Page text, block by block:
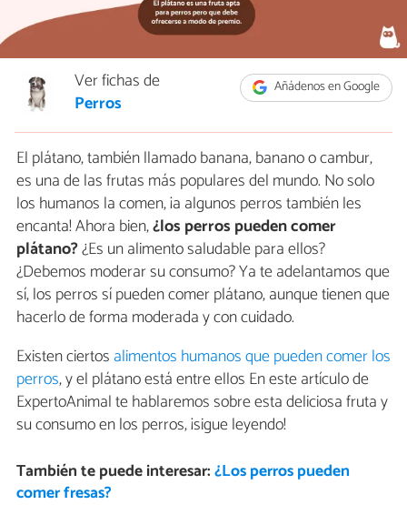
Añádenos en Google
Ver fichas de
Perros
El plátano, también llamado banana, banano o cambur,
es una de las frutas más populares del mundo. No solo
los humanos la comen, ¡a algunos perros también les
encanta! Ahora bien,¿los perros pueden comer
plátano?¿Es un alimento saludable para ellos?
¿Debemos moderar su consumo? Ya te adelantamos que
sí, los perros sí pueden comer plátano, aunque tienen que
hacerlo de forma moderada y con cuidado.
Existen ciertos alimentos humanos que pueden comer los
perros, y el plátano está entre ellos En este artículo de
ExpertoAnimal te hablaremos sobre esta deliciosa fruta y
su consumo en los perros, ¡sigue leyendo!
También te puede interesar:¿Los perros pueden
comer fresas?